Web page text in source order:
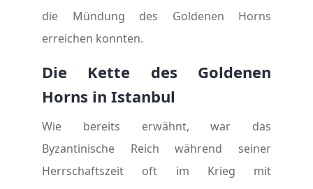
die Mündung des Goldenen Horns
erreichen konnten.
Die Kette des Goldenen
Horns in Istanbul
Wie bereits erwähnt, war das
Byzantinische Reich während seiner
Herrschaftszeit oft im Krieg mit